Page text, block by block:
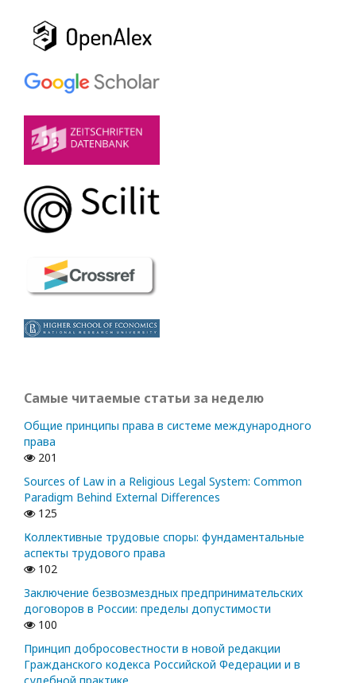
Самые читаемые статьи за неделю
Общие принципы права в системе международного
права
201
Sources of Law in a Religious Legal System: Common
Paradigm Behind External Differences
125
Коллективные трудовые споры: фундаментальные
аспекты трудового права
102
Заключение безвозмездных предпринимательских
договоров в России: пределы допустимости
100
Принцип добросовестности в новой редакции
Гражданского кодекса Российской Федерации и в